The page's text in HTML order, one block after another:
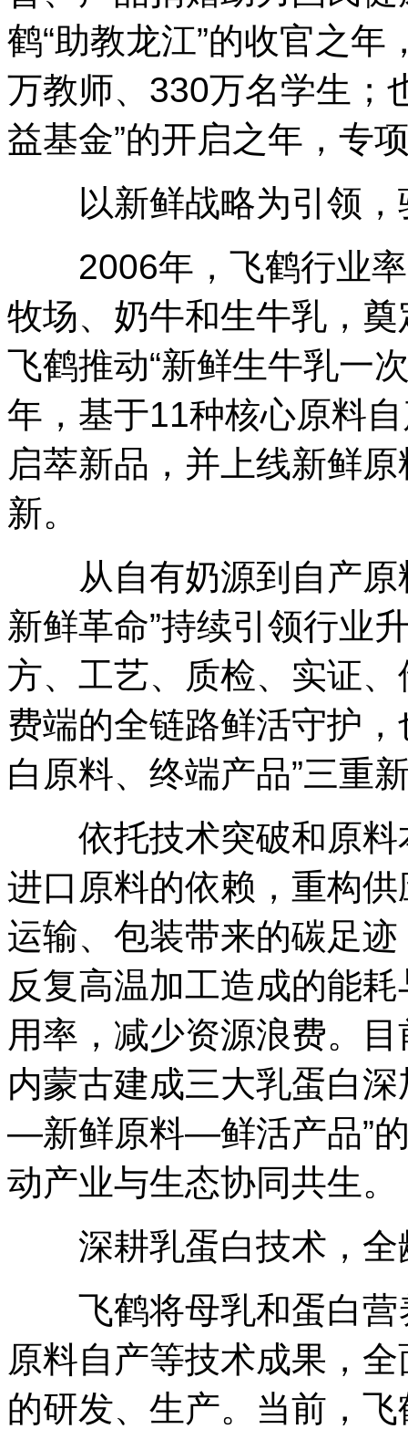
鹤“助教龙江”的收官之
万教师、330万名学生；
益基金”的开启之年，专
以新鲜战略为引领，
2006年，飞鹤行业率
牧场、奶牛和生牛乳，
飞鹤推动“新鲜生牛乳一
年，基于11种核心原料
启萃新品，并上线新鲜
新。
从自有奶源到自产原
新鲜革命”持续引领行业
方、工艺、质检、实证
费端的全链路鲜活守护
白原料、终端产品”三重
依托技术突破和原料
进口原料的依赖，重构
运输、包装带来的碳足
反复高温加工造成的能
用率，减少资源浪费。
内蒙古建成三大乳蛋白
—新鲜原料—鲜活产品”
动产业与生态协同共生。
深耕乳蛋白技术，全
飞鹤将母乳和蛋白营
原料自产等技术成果，
的研发、生产。当前，